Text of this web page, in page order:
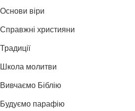
Основи віри
Справжні християни
Традиції
Школа молитви
Вивчаємо Біблію
Будуємо парафію